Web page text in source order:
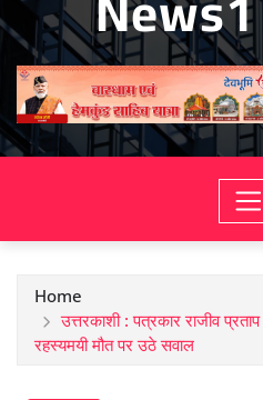
Home
उत्तरकाशी : पत्रकार राजीव
रहस्यमयी मौत पर उठे सवाल